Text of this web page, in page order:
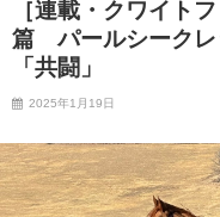
［連載・クワイト
篇 パールシークレ
「共闘」
2025年1月19日